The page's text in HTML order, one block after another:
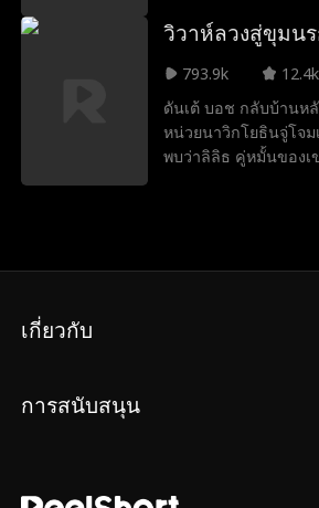
ตอนแรก
ว่าเขาคือ Fabian
ครอบครัวชนชั้นสูง จูบ
ชั่วข้ามคืน ท่ามกลางแ
และสื่อที่ไม่หยุดหย่อน
สู่การแต่งงานตามสัญ
วิวาห์ลวงสู่ขุมน
793.9k
12.4k
ดันเต้ บอช กลับบ้านห
หน่วยนาวิกโยธินจู่โจ
พบว่าลิลิธ คู่หมั้นของเ
วิดีโอในวันแต่งงาน
เกี่ยวกับ
การสนับสนุน